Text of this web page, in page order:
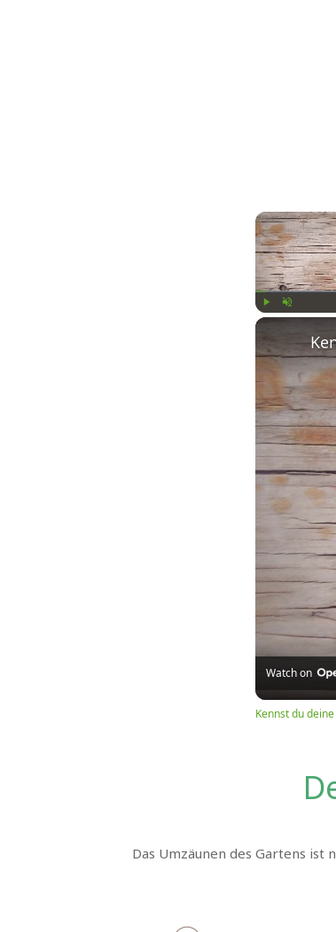
Watch on
Kennst du
Das Umzäunen des Gartens